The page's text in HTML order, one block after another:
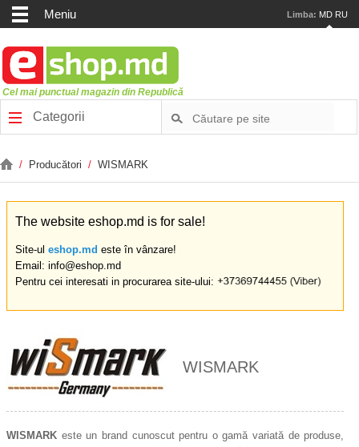
Meniu Limba: MD RU
Cel mai punctual magazin din Republică
Categorii
/ Producători / WISMARK
The website eshop.md is for sale!
Site-ul eshop.md este în vânzare!
Email: info@eshop.md
Pentru cei interesati in procurarea site-ului:
WISMARK
WISMARK este un brand cunoscut pentru o gamă variată de produse,